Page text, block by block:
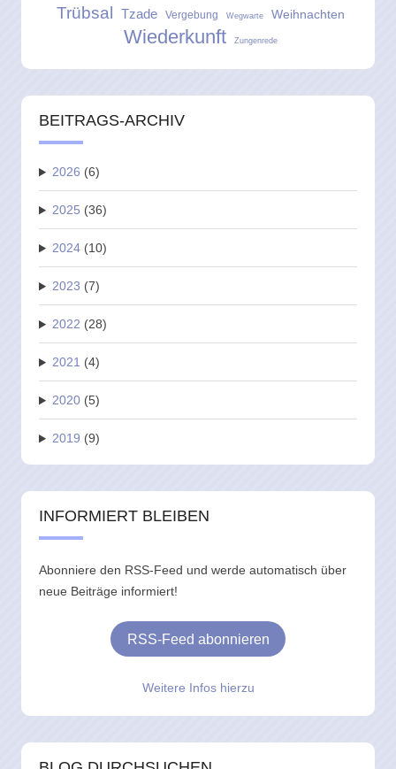
Trübsal Tzade Vergebung Wegwarte Weihnachten
Wiederkunft Zungenrede
BEITRAGS-ARCHIV
2026 (6)
2025 (36)
2024 (10)
2023 (7)
2022 (28)
2021 (4)
2020 (5)
2019 (9)
INFORMIERT BLEIBEN
Abonniere den RSS-Feed und werde automatisch über
neue Beiträge informiert!
RSS-Feed abonnieren
Weitere Infos hierzu